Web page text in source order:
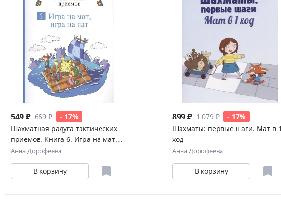
549 ₽ 659 ₽
- 17%
Шахматная радуга тактических
приемов. Книга 6. Игра на мат.
Игра на пат
Анна Дорофеева
В корзину
899 ₽ 1 079 ₽
- 17%
Шахматы: первые шаги. Мат в 1
ход
Анна Дорофеева
В корзину